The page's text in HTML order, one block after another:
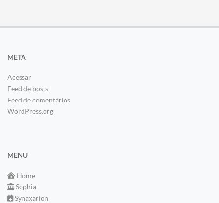
META
Acessar
Feed de posts
Feed de comentários
WordPress.org
MENU
Home
Sophia
Synaxarion